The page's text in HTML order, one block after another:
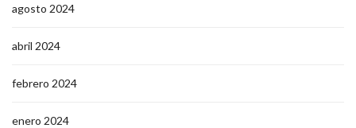
agosto 2024
abril 2024
febrero 2024
enero 2024